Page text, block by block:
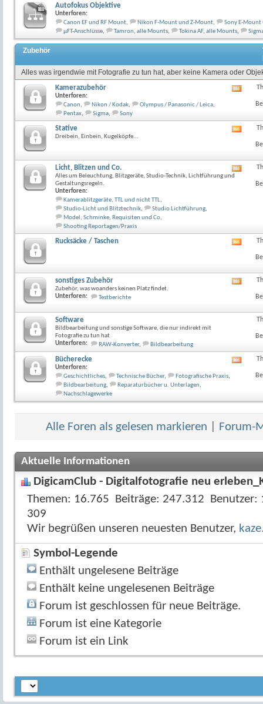
Autofokus Objektive
Unterforen:
Canon EF und RF Mount, Nikon F-Mount und Z-Mount,
Sony E-
µFT-Anschlüsse, Tamron, alle Mounts, Tokina AF, alle Mounts,
Zubehör
Alles was irgendwie mit Fotografie zu tun hat, aber keine Kamera oder
Kamerazubehör
Unterforen:
Canon, Nikon / Kodak, Olympus / Panasonic / Leica,
Pentax, Sigma, Sony
dieses
Stative
Dreibein, Einbein, Kugelköpfe...
dieses
Licht, Blitzen und Co.
Alles um Beleuchtung, Blitzgeräte, Studio-Technik, Lichtführung und
Gestaltungsregeln.
Unterforen:
Kamerablitzgeräte, TTL und nicht TTL,
Studio-Licht und Blitztechnik, Studio Lichtführung,
Model, Schminke, Requisiten und Co,
Shooting Reportagen/Praxis
dieses
Rucksäcke / Taschen
dieses
sonstiges Zubehör
Zubehör, was woanders keinen Platz findet.
Unterforen:
Testberichte
dieses
Software
Bildbearbeitung und sonstige Software, die nur indirekt mit
Fotografie zu tun hat
Unterforen:
RAW-Konverter, Bildbearbeitung
Bücherecke
Unterforen:
Geschichtliches, Technische Bücher, Fotografische Praxis,
Bildbearbeitung, Reparaturbücher u. Unterlagen,
Nachschlagewerke
dieses
Alle Foren als gelesen markieren Forum-
Aktuelle Informationen
DigicamClub - Digitalfotografie neu
Themen
16.765 Beiträge 247.312 Benutzer
309
Wir begrüßen unseren neuesten Benutzer,
Symbol-Legende
Enthält ungelesene Beiträge
Enthält keine ungelesenen Beiträge
Forum ist geschlossen für neue Beiträge.
Forum ist eine Kategorie
Forum ist ein Link